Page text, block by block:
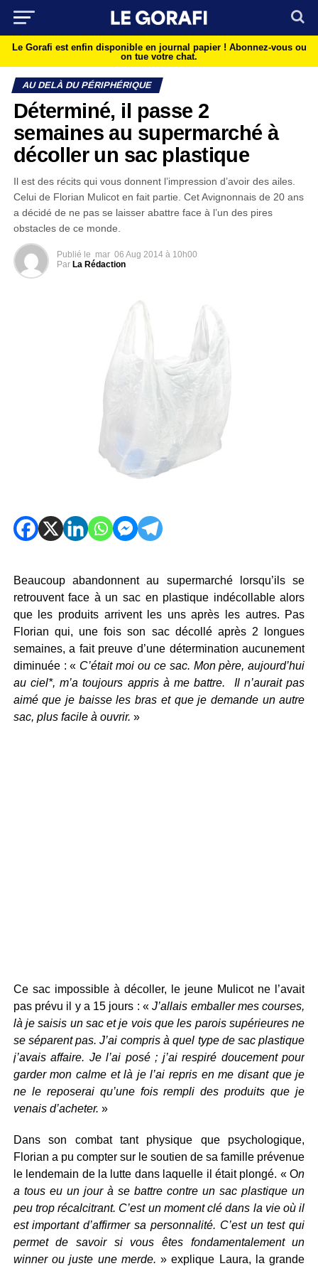
Le Gorafi est enfin disponible en journal papier ! Abonnez-vous ou
on tue votre chat.
AU DELÀ DU PÉRIPHÉRIQUE
Déterminé, il passe 2
semaines au supermarché à
décoller un sac plastique
Il est des récits qui vous donnent l’impression d’avoir des ailes.
Celui de Florian Mulicot en fait partie. Cet Avignonnais de 20 ans
a décidé de ne pas se laisser abattre face à l’un des pires
obstacles de ce monde.
Publié le mar 06 Aug 2014 à 10h00
Par La Rédaction
Beaucoup abandonnent au supermarché lorsqu’ils se
retrouvent face à un sac en plastique indécollable alors
que les produits arrivent les uns après les autres. Pas
Florian qui, une fois son sac décollé après 2 longues
semaines, a fait preuve d’une détermination aucunement
diminuée : « C’était moi ou ce sac. Mon père, aujourd’hui
au ciel*, m’a toujours appris à me battre. Il n’aurait pas
aimé que je baisse les bras et que je demande un autre
sac, plus facile à ouvrir. »
Ce sac impossible à décoller, le jeune Mulicot ne l’avait
pas prévu il y a 15 jours : «J’allais emballer mes courses,
là je saisis un sac et je vois que les parois supérieures ne
se séparent pas. J’ai compris à quel type de sac plastique
j’avais affaire. Je l’ai posé ; j’ai respiré doucement pour
garder mon calme et là je l’ai repris en me disant que je
ne le reposerai qu’une fois rempli des produits que je
venais d’acheter. »
Dans son combat tant physique que psychologique,
Florian a pu compter sur le soutien de sa famille prévenue
le lendemain de la lutte dans laquelle il était plongé. « On
a tous eu un jour à se battre contre un sac plastique un
peu trop récalcitrant. C’est un moment clé dans la vie où il
est important d’affirmer sa personnalité. C’est un test qui
permet de savoir si vous êtes fondamentalement un
winner ou juste une merde. » explique Laura, la grande